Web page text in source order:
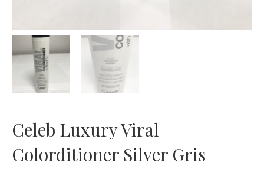
Celeb Luxury Viral
Colorditioner Silver Gris